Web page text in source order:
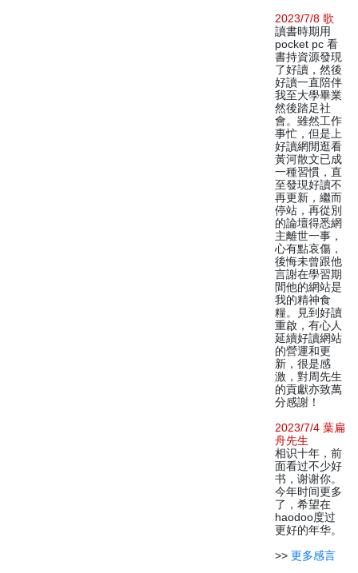
2023/7/8 歌
讀書時期用
pocket pc 看
書持資源發現
了好讀，然後
好讀一直陪伴
我至大學畢業
然後踏足社
會。雖然工作
事忙，但是上
好讀網閒逛看
黃河散文已成
一種習慣，直
至發現好讀不
再更新，繼而
停站，再從別
的論壇得悉網
主離世一事，
心有點哀傷，
後悔未曾跟他
言謝在學習期
間他的網站是
我的精神食
糧。見到好讀
重啟，有心人
延續好讀網站
的營運和更
新，很是感
激，對周先生
的貢獻亦致萬
分感謝！
2023/7/4 葉扁
舟先生
相识十年，前
面看过不少好
书，谢谢你。
今年时间更多
了，希望在
haodoo度过
更好的年华。
>> 更多感言